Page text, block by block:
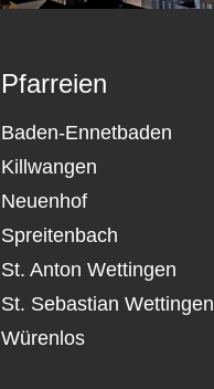
Pfarreien
Baden-Ennetbaden
Killwangen
Neuenhof
Spreitenbach
St. Anton Wettingen
St. Sebastian Wettingen
Würenlos